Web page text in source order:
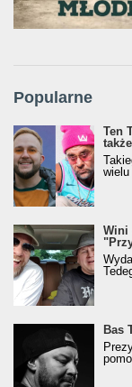
Popularne
Ten
także
wielu
Wini
Bas